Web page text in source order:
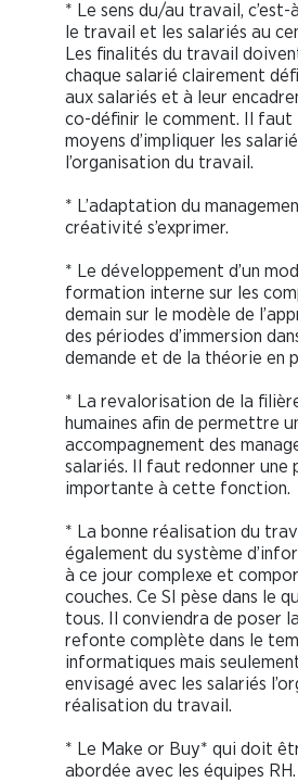
* Le sens du/au travail,
le travail et les salariés au
Les finalités du travail
chaque salarié clairement
aux salariés et à leur
co-définir le comment. Il faut
moyens d’impliquer les
l’organisation du travail.
* L’adaptation du
créativité s’exprimer.
* Le développement d’un
formation interne sur les
demain sur le modèle de
des périodes d’immersion
demande et de la théorie en
* La revalorisation de la
humaines afin de permettre
accompagnement des
salariés. Il faut redonner une
importante à cette fonction.
* La bonne réalisation du
également du système
à ce jour complexe et
couches. Ce SI pèse dans le
tous. Il conviendra de poser
refonte complète dans le
informatiques mais
envisagé avec les salariés
réalisation du travail.
* Le Make or Buy* qui doit
abordée avec les équipes